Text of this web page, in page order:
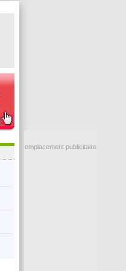
emplacement publicitaire